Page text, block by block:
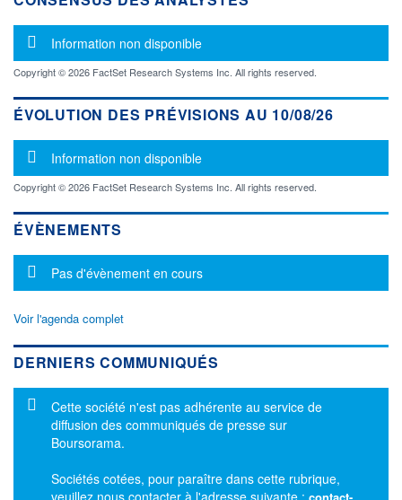
Message d'information
Information non disponible
Copyright © 2026 FactSet Research Systems Inc. All rights reserved.
ÉVOLUTION DES PRÉVISIONS AU 10/08/26
Message d'information
Information non disponible
Copyright © 2026 FactSet Research Systems Inc. All rights reserved.
ÉVÈNEMENTS
Message d'information
Pas d'évènement en cours
Voir l'agenda complet
DERNIERS COMMUNIQUÉS
Message d'information
Cette société n'est pas adhérente au service de
diffusion des communiqués de presse sur
Boursorama.
Sociétés cotées, pour paraître dans cette rubrique,
veuillez nous contacter à l'adresse suivante :